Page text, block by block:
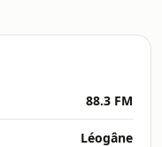
88.3 FM
Léogâne